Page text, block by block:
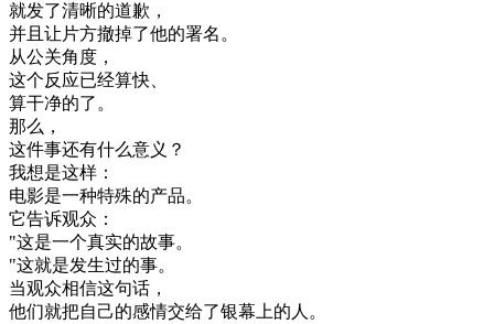
就发了清晰的道歉 ，
并且 让片方撤掉了他的署名。
从公关角度 ，
这个反应已经算快、
算干净的了。
那么 ，
这件事还有什么意义 ？
我想是这样 ：
电影是一种特殊的产品。
它告诉观众 ：
"这是一个真实的故事。
"这就是发生过的事。
当观众相信这句话 ，
他们就把自己的感情交给了银幕上的人。